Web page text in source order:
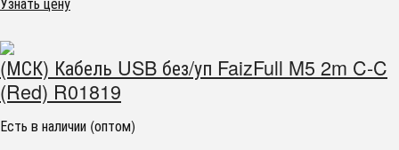
(МСК) Кабель USB без/уп FaizFull M5 2m C-C
(Red) R01819
Есть в наличии (оптом)